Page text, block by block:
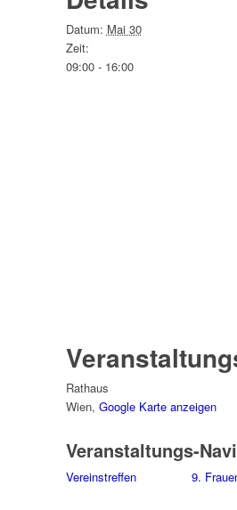
Datum: Mai 30
Zeit:
09:00 - 16:00
Rathaus
Wien, Google Karte anzeigen
Veranstaltungs-
Vereinstreffen 9.